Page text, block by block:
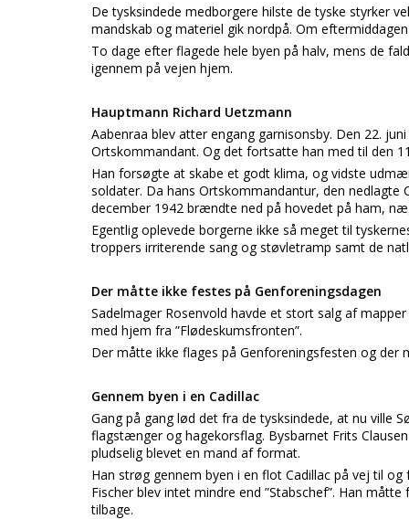
De tysksindede medborgere hilste de tyske styrker
mandskab og materiel gik nordpå. Om
To dage efter flagede hele byen på halv, mens de
igennem på vejen hjem.
Hauptmann Richard Uetzmann
Aabenraa blev atter engang garnisonsby. Den 22.
Ortskommandant. Og det fortsatte han med til den
Han forsøgte at skabe et godt klima, og vidste
soldater. Da hans Ortskommandantur, den
december 1942 brændte ned på hovedet på ham,
Egentlig oplevede borgerne ikke så meget til
troppers irriterende sang og støvletramp samt de
Der måtte ikke festes på Genforeningsdagen
Sadelmager Rosenvold havde et stort salg af
med hjem fra ”Flødeskumsfronten”.
Der måtte ikke flages på Genforeningsfesten og
Gennem byen i en Cadillac
Gang på gang lød det fra de tysksindede, at nu ville
flagstænger og hagekorsflag. Bysbarnet Frits
pludselig blevet en mand af format.
Han strøg gennem byen i en flot Cadillac på vej til
Fischer blev intet mindre end ”Stabschef”. Han
tilbage.